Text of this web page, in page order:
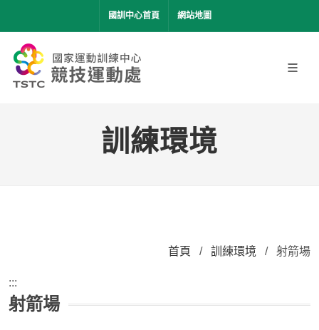
國訓中心首頁 網站地圖
訓練環境
首頁 / 訓練環境 / 射箭場
:::
射箭場